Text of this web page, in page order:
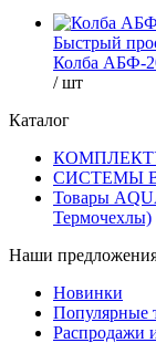
Быстрый
Колба АБФ-
/ шт
Каталог
СИСТЕМЫ
Товары
Термочехлы)
Наши
Новинки
Популярные
Распродажи